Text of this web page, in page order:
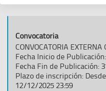
Últimas
convocatorias
de
ENAIRE
CONVOCATORIA EXTERNA
Fecha Inicio de
Fecha Fin de Publicación:
Plazo de inscripción:
12/12/2025 23:59